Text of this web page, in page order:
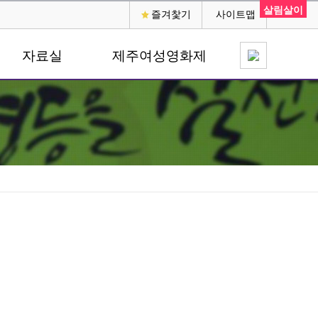
즐겨찿기 사이트맵
자료실 제주여성영화제
살림살이